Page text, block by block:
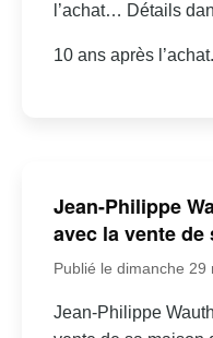
l’achat… Détails
10 ans après
Jean-Philippe
avec la vente
Publié le dimanche 29
Jean-Philippe